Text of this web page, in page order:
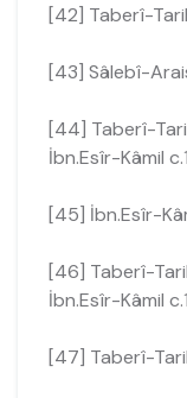
[42] Taberî-
[43] Sâlebî-
[44] Taberî-
İbn.Esîr-Kâmil
[45] İbn.Esîr-
[46] Taberî-
İbn.Esîr-Kâmil
[47] Taberî-